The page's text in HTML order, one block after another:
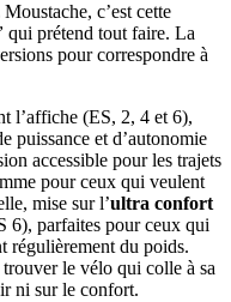
c’est cette
qui prétend tout faire. La
pour correspondre à
l’affiche (ES, 2, 4 et 6),
puissance et d’autonomie
accessible pour les trajets
pour ceux qui veulent
mise sur l’ultra confort
6), parfaites pour ceux qui
régulièrement du poids.
le vélo qui colle à sa
ni sur le confort.